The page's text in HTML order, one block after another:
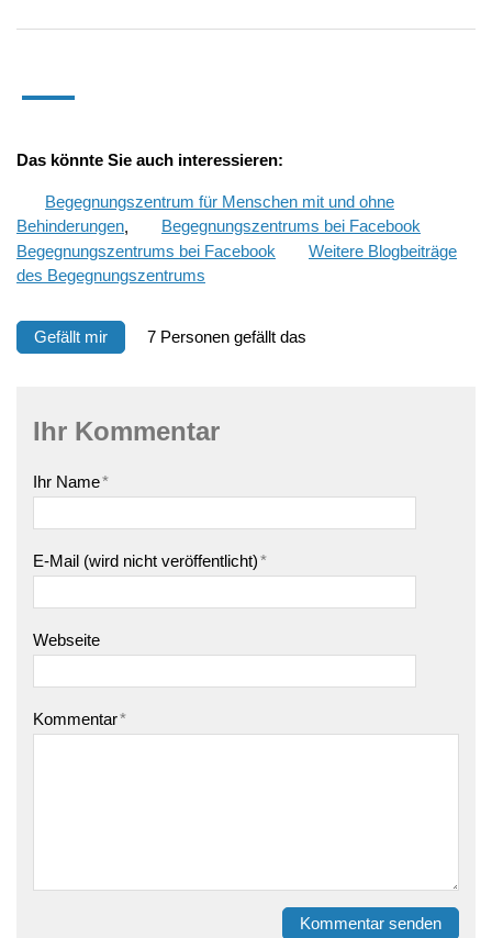
Das könnte Sie auch interessieren:
Begegnungszentrum für Menschen mit und ohne
Behinderungen,
Begegnungszentrums bei Facebook
Begegnungszentrums bei Facebook
Weitere Blogbeiträge
des Begegnungszentrums
Gefällt mir 7 Personen gefällt das
Ihr Kommentar
Ihr Name*
E-Mail (wird nicht veröffentlicht)*
Webseite
Kommentar*
Kommentar senden